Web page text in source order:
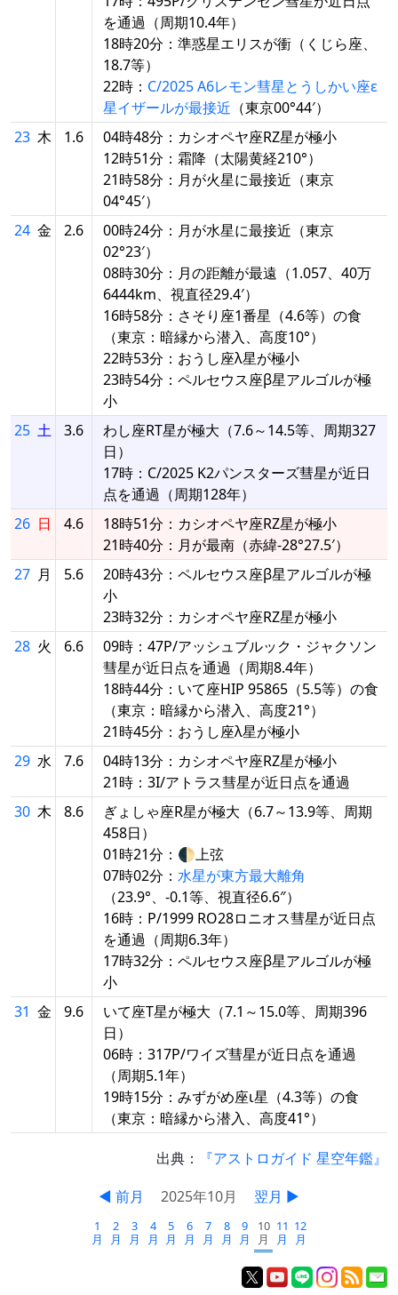
を通過（周期10.4年）
18時20分：準惑星エリスが衝（くじら座、
18.7等）
22時： C/2025 A6レモン彗星とうしかい座ε
星イザールが最接近 （東京00°44′）
23 木 1.6
04時48分：カシオペヤ座RZ星が極小
12時51分：霜降（太陽黄経210°）
21時58分：月が火星に最接近（東京
04°45′）
24 金 2.6
00時24分：月が水星に最接近（東京
02°23′）
08時30分：月の距離が最遠（1.057、40万
6444km、視直径29.4′）
16時58分：さそり座1番星（4.6等）の食
（東京：暗縁から潜入、高度10°）
22時53分：おうし座λ星が極小
23時54分：ペルセウス座β星アルゴルが極
小
25 土 3.6
わし座RT星が極大（7.6～14.5等、周期327
日）
17時：C/2025 K2パンスターズ彗星が近日
点を通過（周期128年）
26 日 4.6
18時51分：カシオペヤ座RZ星が極小
21時40分：月が最南（赤緯-28°27.5′）
27 月 5.6
20時43分：ペルセウス座β星アルゴルが極
小
23時32分：カシオペヤ座RZ星が極小
28 火 6.6
09時：47P/アッシュブルック・ジャクソン
彗星が近日点を通過（周期8.4年）
18時44分：いて座HIP 95865（5.5等）の食
（東京：暗縁から潜入、高度21°）
21時45分：おうし座λ星が極小
29 水 7.6
04時13分：カシオペヤ座RZ星が極小
21時：3I/アトラス彗星が近日点を通過
30 木 8.6
ぎょしゃ座R星が極大（6.7～13.9等、周期
458日）
01時21分：🌓上弦
07時02分： 水星が東方最大離角
（23.9°、-0.1等、視直径6.6″）
16時：P/1999 RO28ロニオス彗星が近日点
を通過（周期6.3年）
17時32分：ペルセウス座β星アルゴルが極
小
31 金 9.6
いて座T星が極大（7.1～15.0等、周期396
日）
06時：317P/ワイズ彗星が近日点を通過
（周期5.1年）
19時15分：みずがめ座ι星（4.3等）の食
（東京：暗縁から潜入、高度41°）
出典：
『アストロガイド 星空年鑑』
◀ 前月
2025年10月 翌月 ▶
1
月
2
月
3
月
4
月
5
月
6
月
7
月
8
月
9
月
10
月
11
月
12
月